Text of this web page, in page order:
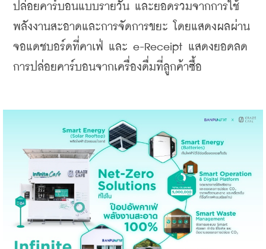
ปล่อยคาร์บอนแบบรายวัน และยอดรวมจากการใช้
พลังงานสะอาดและการจัดการขยะ โดยแสดงผลผ่าน
จอแดชบอร์ดที่คาเฟ่ และ e-Receipt แสดงยอดลด
การปล่อยคาร์บอนจากเครื่องดื่มที่ลูกค้าซื้อ